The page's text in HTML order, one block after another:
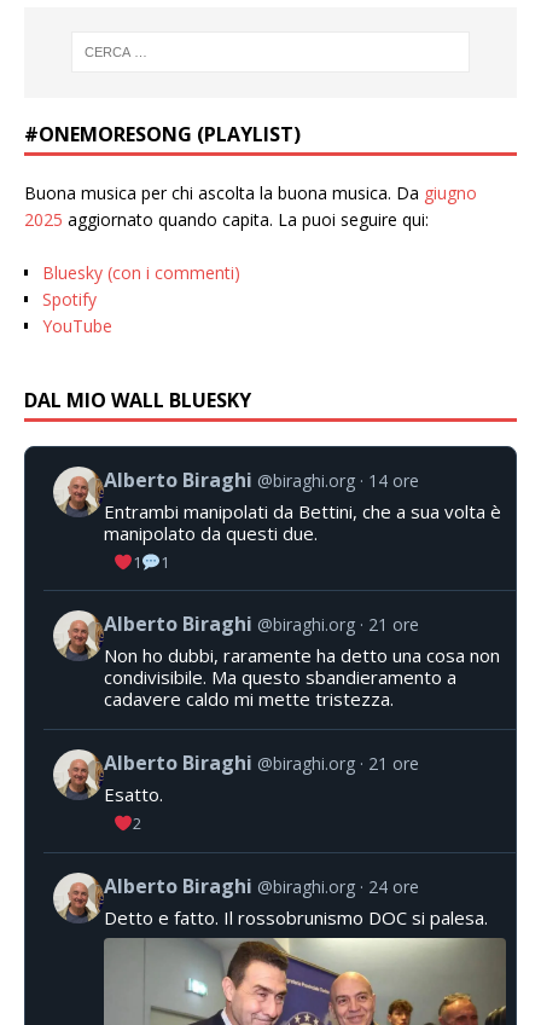
#ONEMORESONG (PLAYLIST)
Buona musica per chi ascolta la buona musica. Da giugno
2025 aggiornato quando capita. La puoi seguire qui:
Bluesky (con i commenti)
Spotify
YouTube
DAL MIO WALL BLUESKY
Alberto Biraghi @biraghi.org 14 ore
Entrambi manipolati da Bettini, che a sua volta è
manipolato da questi due.
1 1
Alberto Biraghi @biraghi.org 21 ore
Non ho dubbi, raramente ha detto una cosa non
condivisibile. Ma questo sbandieramento a
cadavere caldo mi mette tristezza.
Alberto Biraghi @biraghi.org 21 ore
Esatto.
2
Alberto Biraghi @biraghi.org 24 ore
Detto e fatto. Il rossobrunismo DOC si palesa.